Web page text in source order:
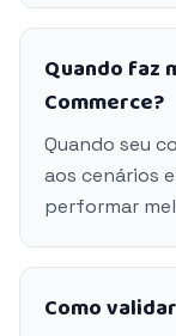
Quando faz
Commerce?
Quando seu
aos cenários
performar
Como